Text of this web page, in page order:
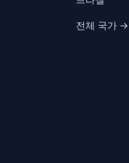
전체 국가 →